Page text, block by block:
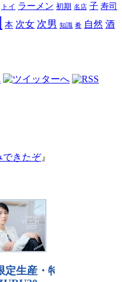
トイ ラーメン 初期 名店 子 寿司
本 次女 次男 知識 肴 自然 酒
できたぞ』